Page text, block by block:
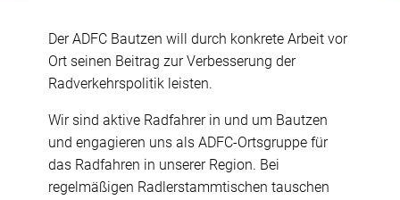
Der ADFC Bautzen will durch konkrete Arbeit vor
Ort seinen Beitrag zur Verbesserung der
Radverkehrspolitik leisten.
Wir sind aktive Radfahrer in und um Bautzen
und engagieren uns als ADFC-Ortsgruppe für
das Radfahren in unserer Region. Bei
regelmäßigen Radlerstammtischen tauschen